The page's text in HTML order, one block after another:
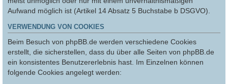
Aufwand möglich ist (Artikel 14 Absatz 5 Buchstabe b DSGVO).
VERWENDUNG VON COOKIES
Beim Besuch von phpBB.de werden verschiedene Cookies
erstellt, die sicherstellen, dass du über alle Seiten von phpBB.de
ein konsistentes Benutzererlebnis hast. Im Einzelnen können
folgende Cookies angelegt werden: